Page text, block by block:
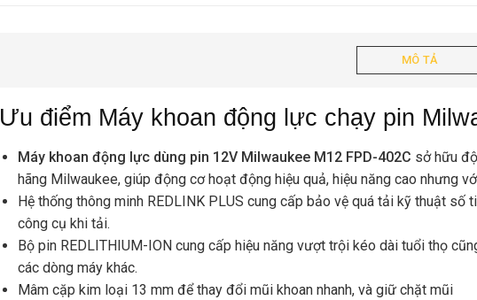
MÔ TẢ
Ưu điểm Máy khoan động lực chạy pin
Máy khoan động lực dùng pin 12V Milwaukee M12 FPD-402C sở hữu
hãng Milwaukee, giúp động cơ hoạt động hiệu quả, hiệu năng cao nhưng
Hệ thống thông minh REDLINK PLUS cung cấp bảo vệ quá tải kỹ thuật
công cụ khi tải.
Bộ pin REDLITHIUM-ION cung cấp hiệu năng vượt trội kéo dài tuổi thọ
các dòng máy khác.
Mâm cặp kim loại 13 mm để thay đổi mũi khoan nhanh, và giữ chặt mũi